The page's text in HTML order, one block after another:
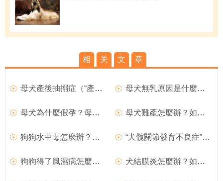
相 关 文 章
母犬產後抽搦症（“產後癫痫”）如何治療？ 母犬無乳原因是什麼？母犬產後無奶如何治療？
母犬為什麼假孕？母犬假孕如何預防？ 母犬難產怎麼辦？如何處理難產的狗狗？
狗狗水中毒怎麼辦？如何治療？ “犬髋關節發育不良症”如何治療？
狗狗得了風濕病怎麼辦？如何治療犬風濕病？ 犬結膜炎怎麼辦？如何治療犬結膜炎？